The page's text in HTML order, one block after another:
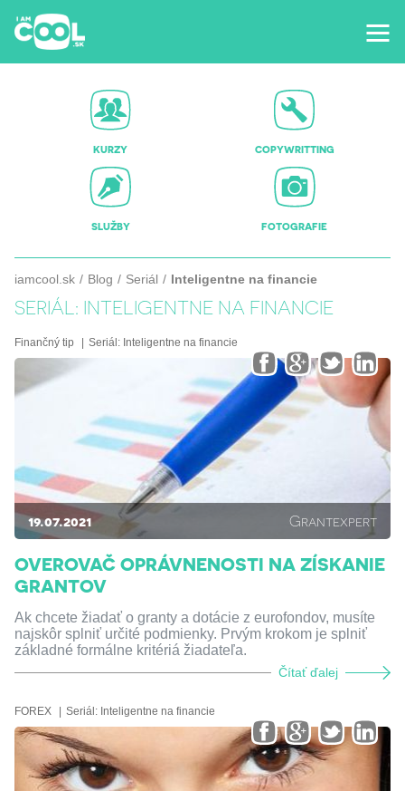
KURZY COPYWRITTING
SLUŽBY FOTOGRAFIE
iamcool.sk Blog Seriál Inteligentne na financie
SERIÁL: INTELIGENTNE NA FINANCIE
Finančný tip Seriál: Inteligentne na financie
19.07.2021 Grantexpert
OVEROVAČ OPRÁVNENOSTI NA ZÍSKANIE
GRANTOV
Ak chcete žiadať o granty a dotácie z eurofondov, musíte
najskôr splniť určité podmienky. Prvým krokom je splniť
základné formálne kritériá žiadateľa.
Čítať ďalej
FOREX Seriál: Inteligentne na financie